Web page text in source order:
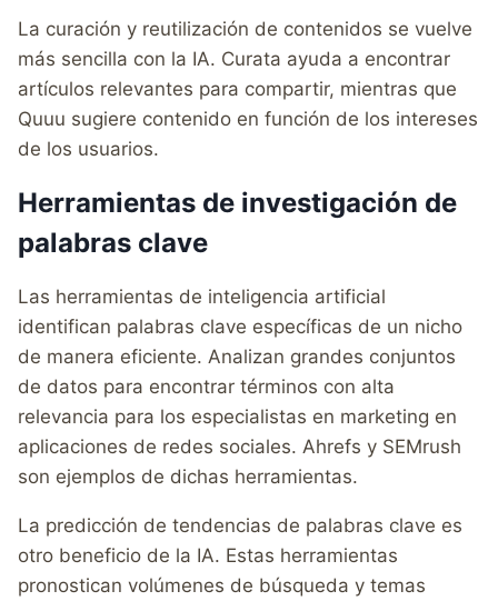
La curación y reutilización de contenidos se vuelve
más sencilla con la IA. Curata ayuda a encontrar
artículos relevantes para compartir, mientras que
Quuu sugiere contenido en función de los intereses
de los usuarios.
Herramientas de investigación de
palabras clave
Las herramientas de inteligencia artificial
identifican palabras clave específicas de un nicho
de manera eficiente. Analizan grandes conjuntos
de datos para encontrar términos con alta
relevancia para los especialistas en marketing en
aplicaciones de redes sociales. Ahrefs y SEMrush
son ejemplos de dichas herramientas.
La predicción de tendencias de palabras clave es
otro beneficio de la IA. Estas herramientas
pronostican volúmenes de búsqueda y temas